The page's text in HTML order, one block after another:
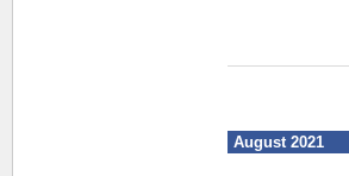
August 2021